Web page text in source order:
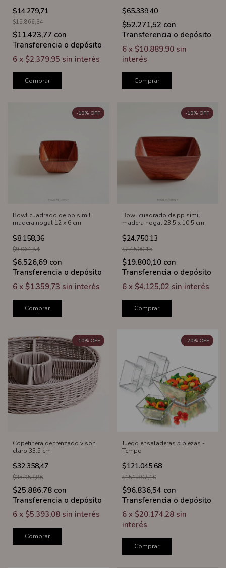
$14.279,71
$15.866,34
$11.423,77 con
Transferencia o depósito
6 x $2.379,95 sin interés
Comprar
$65.339,40
$52.271,52 con
Transferencia o depósito
6 x $10.889,90 sin
interés
Comprar
Bowl cuadrado de pp simil
madera nogal 12 x 6 cm
$8.158,36
-10% OFF
$9.064,84
$6.526,69 con
Transferencia o depósito
6 x $1.359,73 sin interés
Comprar
Bowl cuadrado de pp simil
madera nogal 23.5 x 10.5 cm
$24.750,13
-10% OFF
$27.500,15
$19.800,10 con
Transferencia o depósito
6 x $4.125,02 sin interés
Comprar
Copetinera de trenzado vison
claro 33.5 cm
$32.358,47
-10% OFF
$35.953,86
$25.886,78 con
Transferencia o depósito
6 x $5.393,08 sin interés
Comprar
Juego ensaladeras 5 piezas -
Tempo
$121.045,68
-20% OFF
$151.307,10
$96.836,54 con
Transferencia o depósito
6 x $20.174,28 sin
interés
Comprar